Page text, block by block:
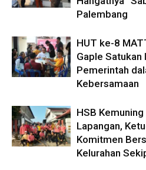
Palembang
HUT ke-8
Gaple Satukan
Pemerintah
Kebersamaan
HSB
Lapangan,
Komitmen
Kelurahan